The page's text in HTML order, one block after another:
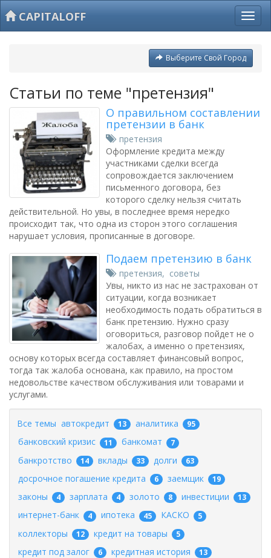
CAPITALOFF
Выберите Свой Город
Статьи по теме "претензия"
О правильном составлении
претензии в банк
претензия
Оформление кредита между
участниками сделки всегда
сопровождается заключением
письменного договора, без
которого сделку нельзя считать
действительной. Но увы, в последнее время нередко
происходит так, что одна из сторон этого соглашения
нарушает условия, прописанные в договоре.
Подаем претензию в банк
претензия, советы
Увы, никто из нас не застрахован от
ситуации, когда возникает
необходимость подать обратиться в
банк претензию. Нужно сразу
оговориться, разговор пойдет не о
жалобах, а именно о претензиях,
основу которых всегда составляет финансовый вопрос,
тогда так жалоба основана, как правило, на простом
недовольстве качеством обслуживания или товарами и
услугами.
Все темы автокредит 13 аналитика 95
банковский кризис 11 банкомат 7
банкротство 14 вклады 33 долги 63
досрочное погашение кредита 6 заемщик 19
законы 4 зарплата 4 золото 8 инвестиции 13
интернет-банк 4 ипотека 45 КАСКО 5
коллекторы 12 кредит на товары 5
кредит под залог 6 кредитная история 13